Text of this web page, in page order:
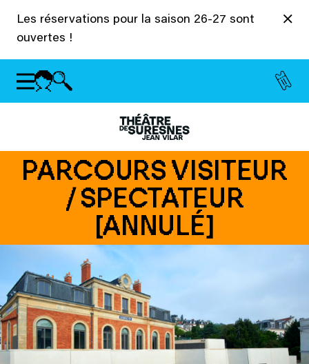
Les réservations pour la saison 26-27 sont
ouvertes !
PARCOURS VISITEUR
/ SPECTATEUR
[ANNULÉ]